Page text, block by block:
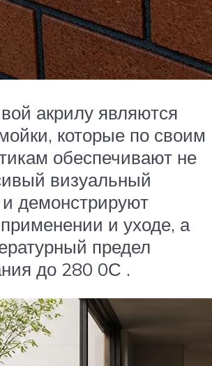
акрилу являются
которые по своим
обеспечивают не
визуальный
демонстрируют
и уходе, а
предел
до 280 0С .